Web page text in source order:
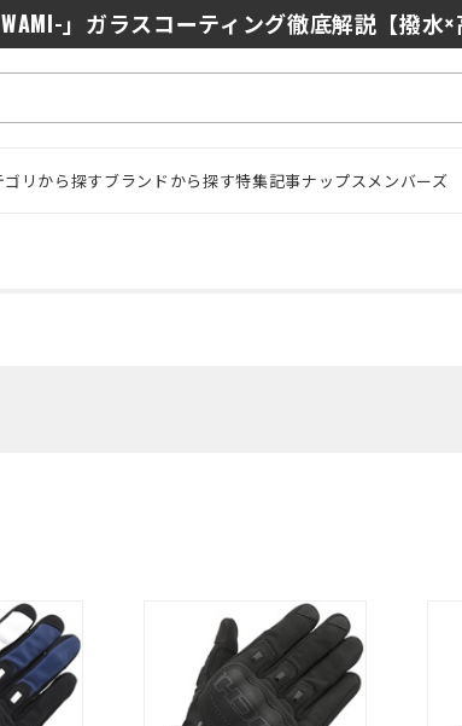
」ガラスコーティング徹底解説【撥水×
｜コスパ最強インカムはどっち？初心者にも
ゴリから探すブランドから探す特集記事ナップスメンバーズ